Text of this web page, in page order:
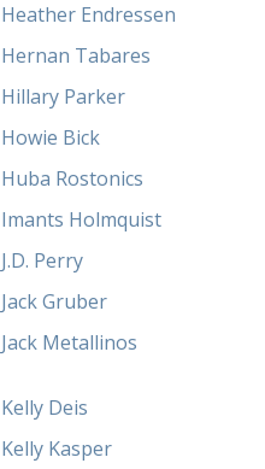
Heather Endressen
Hernan Tabares
Hillary Parker
Howie Bick
Huba Rostonics
Imants Holmquist
J.D. Perry
Jack Gruber
Jack Metallinos
Kelly Deis
Kelly Kasper